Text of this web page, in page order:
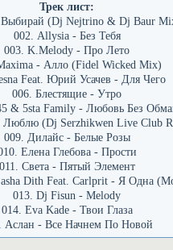
Трек лист:
(Dj Nejtrino & Dj Baur
002. Allysia - Без Тебя
003. K.Melody - Про Лето
- Алло (Fidel Wicked Mix)
Feat. Юрий Усачев - Для Чего
006. Блестящие - Утро
& 5sta Family - Любовь Без
Люблю (Dj Serzhikwen Live Club
009. Дилайс - Белые Розы
Елена Глебова - Прости
011. Света - Пятый Элемент
Dith Feat. Carlprit - Я Одна
013. Dj Fisun - Melody
014. Eva Kade - Твои Глаза
Аслан - Все Начнем По Новой